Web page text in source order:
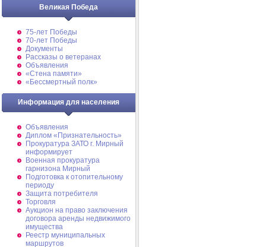
Великая Победа
75-лет Победы
70-лет Победы
Документы
Рассказы о ветеранах
Объявления
«Стена памяти»
«Бессмертный полк»
Информация для населения
Объявления
Диплом «Признательность»
Прокуратура ЗАТО г. Мирный
информирует
Военная прокуратура
гарнизона Мирный
Подготовка к отопительному
периоду
Защита потребителя
Торговля
Аукцион на право заключения
договора аренды недвижимого
имущества
Реестр муниципальных
маршрутов